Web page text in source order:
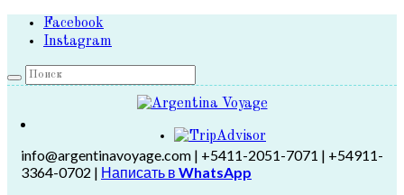
Facebook
Instagram
info@argentinavoyage.com | +5411-2051-7071 | +54911-
3364-0702 | Написать в WhatsApp